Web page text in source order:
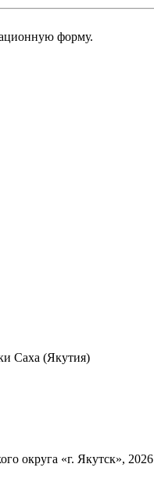
форму.
Саха (Якутия)
округа «г. Якутск», 2026